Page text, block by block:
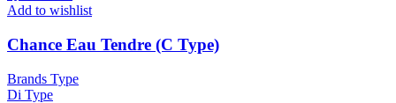
Add to wishlist
Chance Eau Tendre (C Type)
Brands Type
Di Type